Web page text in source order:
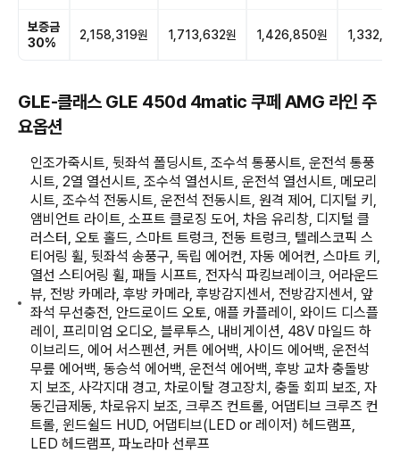
보증금
30%
2,158,319원 1,713,632원 1,426,850원
GLE-클래스 GLE 450d 4matic 쿠페 AMG 라인 주
요옵션
인조가죽시트, 뒷좌석 폴딩시트, 조수석 통풍시트, 운전석 통풍
시트, 2열 열선시트, 조수석 열선시트, 운전석 열선시트, 메모리
시트, 조수석 전동시트, 운전석 전동시트, 원격 제어, 디지털 키,
앰비언트 라이트, 소프트 클로징 도어, 차음 유리창, 디지털 클
러스터, 오토 홀드, 스마트 트렁크, 전동 트렁크, 텔레스코픽 스
티어링 휠, 뒷좌석 송풍구, 독립 에어컨, 자동 에어컨, 스마트 키,
열선 스티어링 휠, 패들 시프트, 전자식 파킹브레이크, 어라운드
뷰, 전방 카메라, 후방 카메라, 후방감지센서, 전방감지센서, 앞
좌석 무선충전, 안드로이드 오토, 애플 카플레이, 와이드 디스플
레이, 프리미엄 오디오, 블루투스, 내비게이션, 48V 마일드 하
이브리드, 에어 서스펜션, 커튼 에어백, 사이드 에어백, 운전석
무릎 에어백, 동승석 에어백, 운전석 에어백, 후방 교차 충돌방
지 보조, 사각지대 경고, 차로이탈 경고장치, 충돌 회피 보조, 자
동긴급제동, 차로유지 보조, 크루즈 컨트롤, 어댑티브 크루즈 컨
트롤, 윈드쉴드 HUD, 어댑티브(LED or 레이저) 헤드램프,
LED 헤드램프, 파노라마 선루프